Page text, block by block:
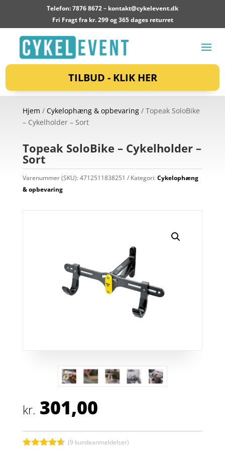
Telefon: 7876 8672 – kontakt@cykelevent.dk
Fri Fragt fra kr. 299 og 365 dages returret
TILBUD - KLIK HER
Hjem / Cykelophæng & opbevaring/ Topeak SoloBike
– Cykelholder – Sort
Topeak SoloBike – Cykelholder –
Sort
Varenummer (SKU):4712511838251 Kategori:Cykelophæng
& opbevaring
kr. 301,00
(9 kundeanmeldelser)